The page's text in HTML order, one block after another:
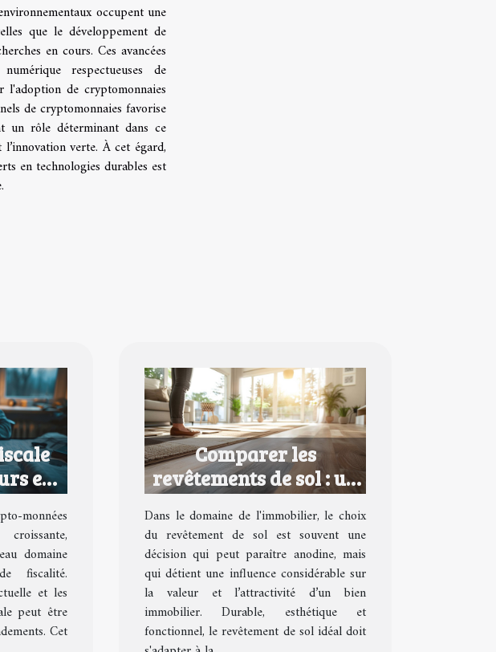
occupent une
que le développement de
en cours. Ces avancées
respectueuses de
de cryptomonnaies
de cryptomonnaies favorise
un rôle déterminant dans ce
verte. À cet égard,
en technologies durables est
en
lamonnées
domaine
fiscalité.
et les
peut être
Cet
Comparer les
revêtements de sol : un
outil pour les
investisseurs
immobiliers
Dans le domaine de l'immobilier, le choix
du revêtement de sol est souvent une
décision qui peut paraître anodine, mais
qui détient une influence considérable sur
la valeur et l’attractivité d’un bien
immobilier. Durable, esthétique et
fonctionnel, le revêtement de sol idéal doit